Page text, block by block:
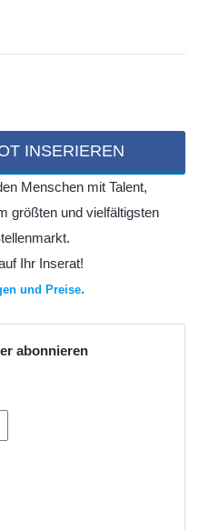
INSERIEREN
Menschen mit Talent,
größten und vielfältigsten
Ihr Inserat!
und Preise.
abonnieren